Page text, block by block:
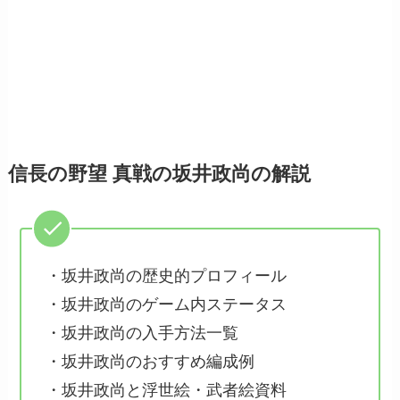
信長の野望 真戦の坂井政尚の解説
・坂井政尚の歴史的プロフィール
・坂井政尚のゲーム内ステータス
・坂井政尚の入手方法一覧
・坂井政尚のおすすめ編成例
・坂井政尚と浮世絵・武者絵資料